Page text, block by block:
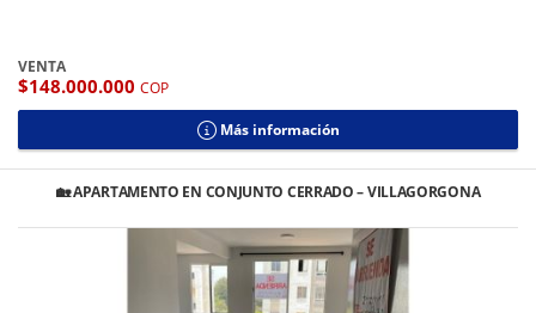
VENTA
$148.000.000 COP
Más información
🏡 APARTAMENTO EN CONJUNTO CERRADO – VILLAGORGONA